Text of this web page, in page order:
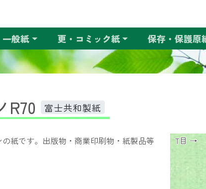
一般紙 更・コミック紙 保存・保護原
R70 富士共和製紙
T目 →
紙です。出版物・商業印刷物・紙製品等